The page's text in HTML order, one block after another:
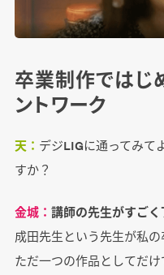
卒業制作ではじ
ントワーク
天： デジLIGに通ってみて
すか？
金城： 講師の先生がすご
成田先生という先生が私の
ただ一つの作品としてだ